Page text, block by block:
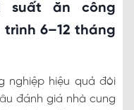
suất ăn công
trình 6–12 tháng
nghiệp hiệu quả đòi
đánh giá nhà cung